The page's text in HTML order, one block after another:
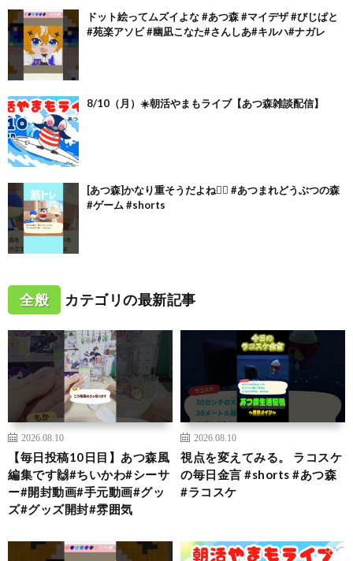
ドット絵ってムズイよな #あつ森 #マイデザ #びじぱと
#苑楽アソビ #幽凪こなた#さんしあ#キルハ#ナガレ
8/10（月）☀️朝活やまもライブ【あつ森雑談配信】
[あつ森]かなり重そうだよね🏋🏻 #あつまれどうぶつの森
#ゲーム #shorts
全般 カテゴリの最新記事
2026.08.10
【毎日投稿10日目】あつ森風
編集です🙌#ちいかわ#シーサ
ー#開封動画#手元動画#グッ
ズ#グッズ開封#雰囲気
2026.08.10
視点を変えてみる。 ラコスケ
の毎日金言 #shorts #あつ森
#ラコスケ